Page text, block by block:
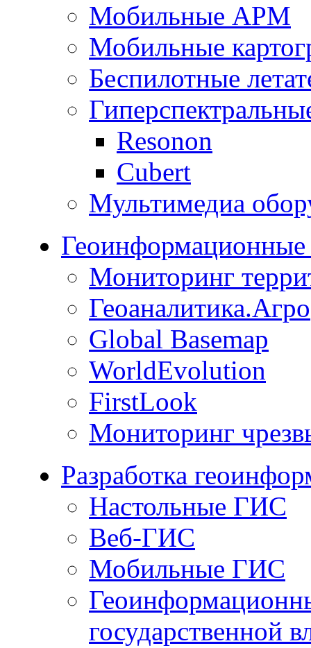
Мобильные АРМ
Мобильные
Беспилотные
Resonon
Cubert
Мультимедиа
Геоинформационные
Мониторинг
Геоаналитика.Агро
Global Basemap
WorldEvolution
FirstLook
Мониторинг
Разработка
Настольные ГИС
Веб-ГИС
Мобильные ГИС
государственной